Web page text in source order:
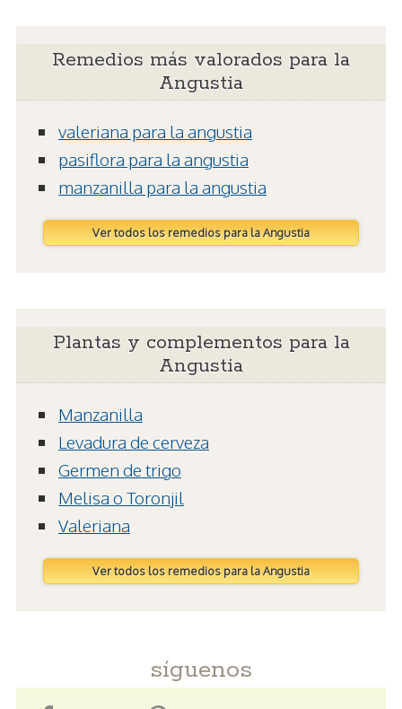
Remedios más valorados para la
Angustia
valeriana para la angustia
pasiflora para la angustia
manzanilla para la angustia
Ver todos los remedios para la Angustia
Plantas y complementos para la
Angustia
Manzanilla
Levadura de cerveza
Germen de trigo
Melisa o Toronjil
Valeriana
Ver todos los remedios para la Angustia
síguenos